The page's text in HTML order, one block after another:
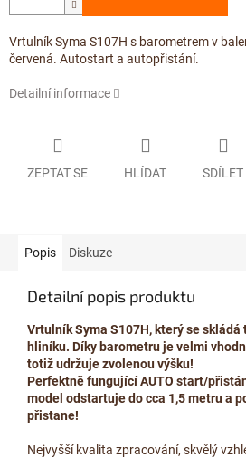
Vrtulník Syma S107H s barometrem v
červená. Autostart a autopřistání.
Detailní informace
ZEPTAT SE HLÍDAT SDÍLET
Popis Diskuze
Detailní popis produktu
Vrtulník Syma S107H, který se skládá
hliníku. Díky barometru je velmi
totiž udržuje zvolenou výšku!
Perfektně fungující AUTO start/
model odstartuje do cca 1,5 metru a
přistane!
Nejvyšší kvalita zpracování, skvělý